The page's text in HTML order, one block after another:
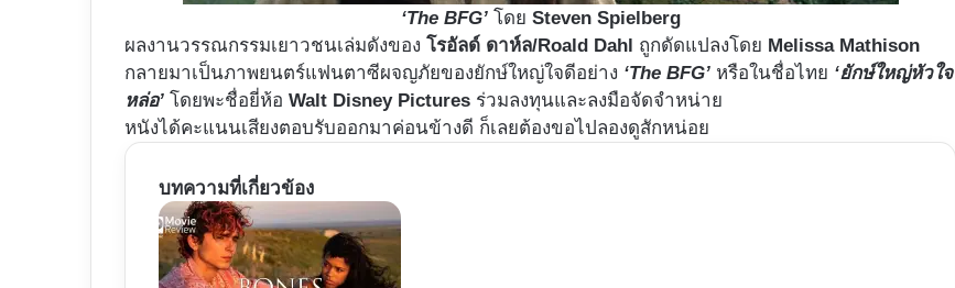
‘The BFG’โดย Steven Spielberg
ผลงานวรรณกรรมเยาวชนเล่มดังของโรอัลด์ ดาห์ล/Roald Dahl ถูกดัดแปลงโดย Melissa Mathison
กลายมาเป็นภาพยนตร์แฟนตาซีผจญภัยของยักษ์ใหญ่ใจดีอย่าง ‘The BFG’ หรือในชื่อไทย ‘ยักษ์ใหญ่หัวใจ
หล่อ’ โดยพะชื่อยี่ห้อWalt Disney Pictures ร่วมลงทุนและลงมือจัดจำหน่าย
หนังได้คะแนนเสียงตอบรับออกมาค่อนข้างดี ก็เลยต้องขอไปลองดูสักหน่อย
บทความที่เกี่ยวข้อง